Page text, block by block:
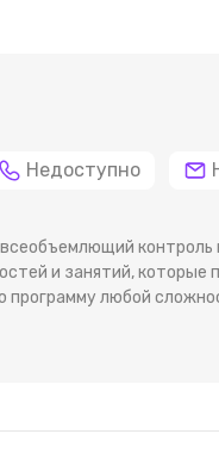
Недоступно
контроль
и занятий,
любой